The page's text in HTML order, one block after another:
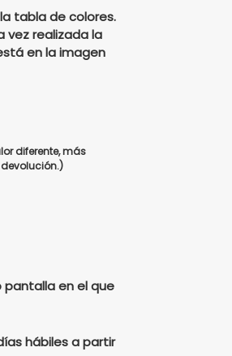
tabla de colores.
vez realizada la
en la imagen
diferente, más
pantalla en el que
hábiles a partir